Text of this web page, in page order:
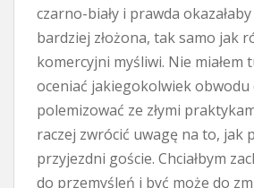
czarno-biały i prawda
bardziej złożona, tak samo jak
komercyjni myśliwi. Nie miałem
oceniać jakiegokolwiek obwodu
polemizować ze złymi
raczej zwrócić uwagę na to, jak
przyjezdni goście. Chciałbym
do przemyśleń i być może do